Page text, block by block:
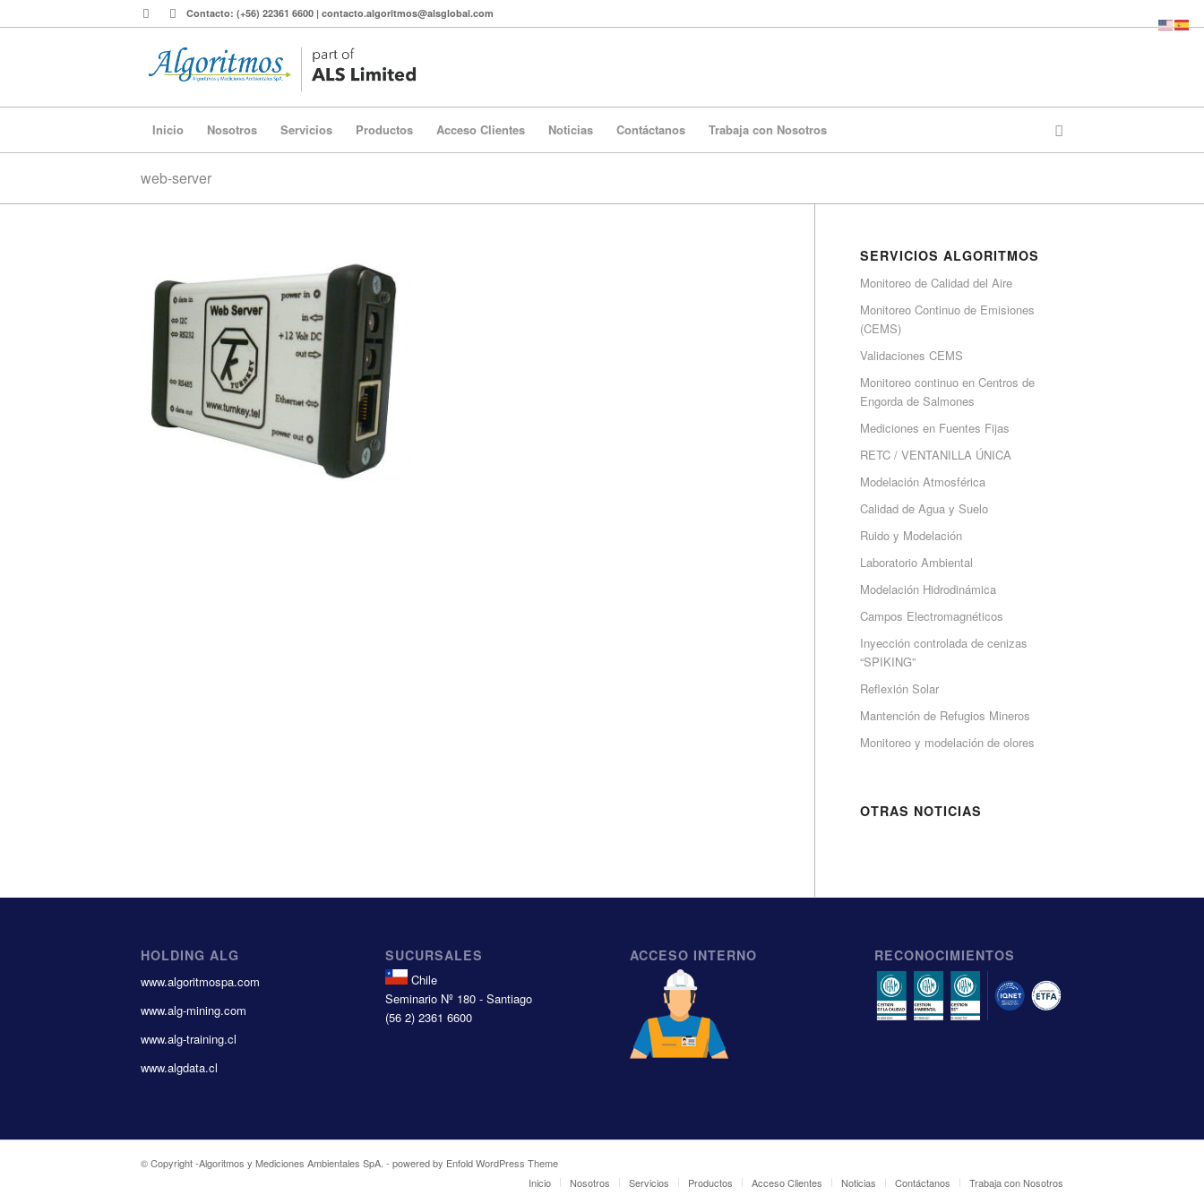
Contacto: (+56) 22361 6600 | contacto.algoritmos@alsglobal.com
Inicio Nosotros Servicios Productos Acceso Clientes Noticias Contáctanos Trabaja con Nosotros
web-server
SERVICIOS ALGORITMOS
Monitoreo de Calidad del Aire
Monitoreo Continuo de Emisiones
(CEMS)
Validaciones CEMS
Monitoreo continuo en Centros de
Engorda de Salmones
Mediciones en Fuentes Fijas
RETC / VENTANILLA ÚNICA
Modelación Atmosférica
Calidad de Agua y Suelo
Ruido y Modelación
Laboratorio Ambiental
Modelación Hidrodinámica
Campos Electromagnéticos
Inyección controlada de cenizas
“SPIKING”
Reflexión Solar
Mantención de Refugios Mineros
Monitoreo y modelación de olores
OTRAS NOTICIAS
HOLDING ALG
www.algoritmospa.com
www.alg-mining.com
www.alg-training.cl
www.algdata.cl
SUCURSALES
Chile
Seminario Nº 180 - Santiago
(56 2) 2361 6600
ACCESO INTERNO RECONOCIMIENTOS
© Copyright -Algoritmos y Mediciones Ambientales SpA. - powered by Enfold WordPress Theme
Inicio
Nosotros Servicios Productos Acceso Clientes Noticias Contáctanos Trabaja con Nosotros